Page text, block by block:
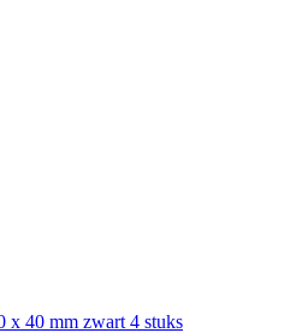
x 40 mm zwart 4 stuks